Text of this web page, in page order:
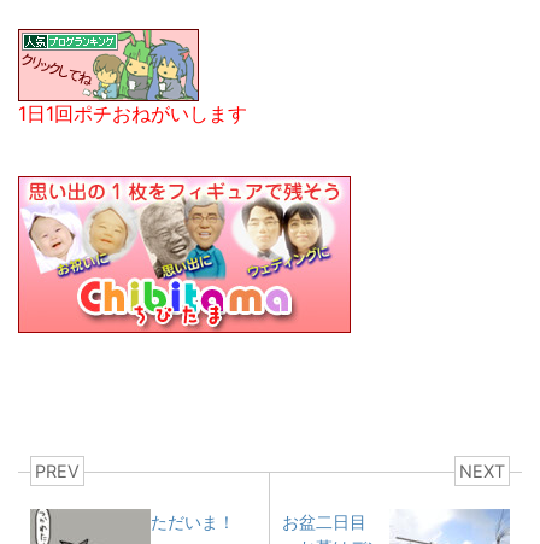
1日1回ポチおねがいします
PREV
ただいま！
NEXT
お盆二日目